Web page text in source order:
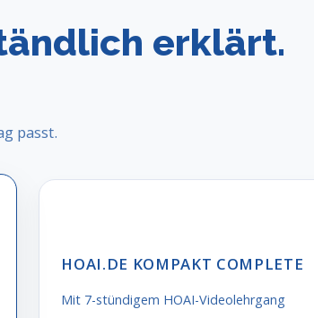
erklärt.
passt.
HOAI.DE KOMPAKT COMPLETE
Mit 7-stündigem HOAI-Videolehrgang